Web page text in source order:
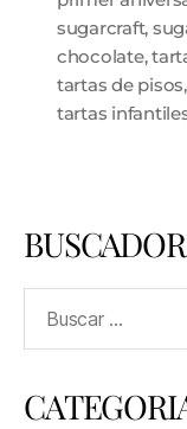
sugarcraft,
chocolate,
tartas de pisos,
tartas
BUSCADOR